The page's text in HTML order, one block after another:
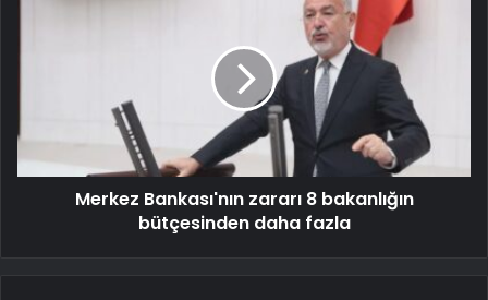
Merkez Bankası'nın zararı 8 bakanlığın
bütçesinden daha fazla